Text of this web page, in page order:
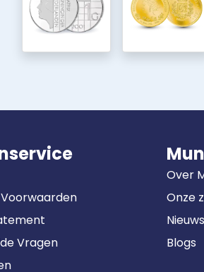
Vragen
Over
Onze
Nieuws
Blogs